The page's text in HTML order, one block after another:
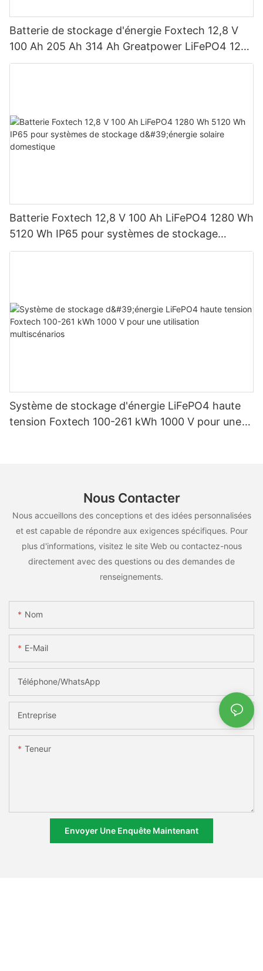
Batterie de stockage d'énergie Foxtech 12,8 V
100 Ah 205 Ah 314 Ah Greatpower LiFePO4 1280
Wh-5120 Wh IP65
Batterie Foxtech 12,8 V 100 Ah LiFePO4 1280 Wh
5120 Wh IP65 pour systèmes de stockage
d'énergie solaire domestique
Système de stockage d'énergie LiFePO4 haute
tension Foxtech 100-261 kWh 1000 V pour une
Nous Contacter
Nous accueillons des conceptions et des idées personnalisées
et est capable de répondre aux exigences spécifiques. Pour
plus d'informations, visitez le site Web ou contactez-nous
directement avec des questions ou des demandes de
renseignements.
Nom
E-Mail
Téléphone/WhatsApp
Entreprise
Teneur
Envoyer Une Enquête Maintenant